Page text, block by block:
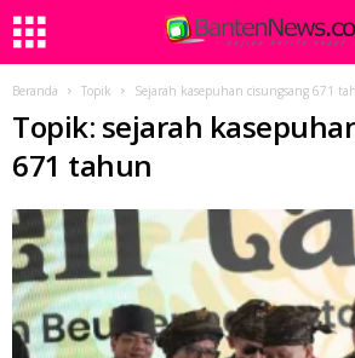
Beranda Topik Sejarah kasepuhan cisungsang 671
Topik: sejarah
671 tahun